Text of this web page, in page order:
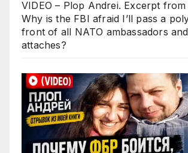
VIDEO – Plop Andrei. Excerpt
Why is the FBI afraid I’ll pass a
front of all NATO ambassadors
attaches?